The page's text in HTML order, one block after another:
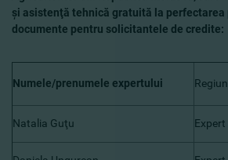
şi asistenţă tehnică gratuită la perfectarea
documente pentru solicitantele de credite:
Numele/prenumele expertului
Natalia Guţu